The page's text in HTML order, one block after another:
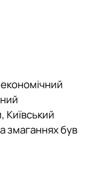
Київський
змаганнях був